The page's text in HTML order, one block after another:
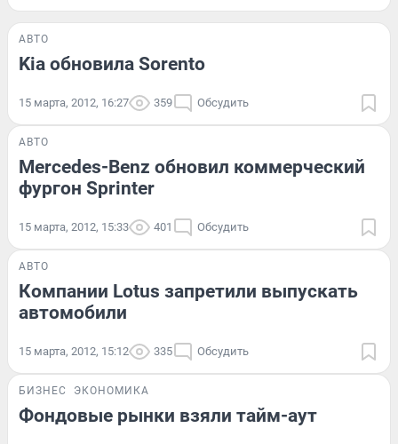
АВТО
Kia обновила Sorento
15 марта, 2012, 16:27 359 Обсудить
АВТО
Mercedes-Benz обновил коммерческий
фургон Sprinter
15 марта, 2012, 15:33 401 Обсудить
АВТО
Компании Lotus запретили выпускать
автомобили
15 марта, 2012, 15:12 335 Обсудить
БИЗНЕС ЭКОНОМИКА
Фондовые рынки взяли тайм-аут